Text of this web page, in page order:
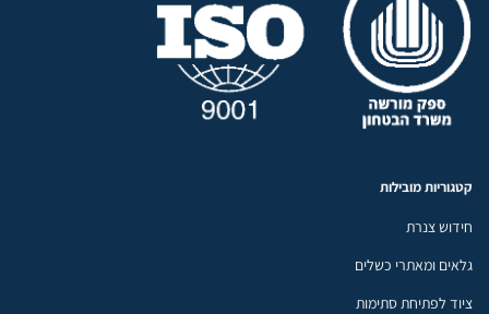
קטגוריות מובילות
חידוש צנרת
גלאים ומאתרי כשלים
ציוד לפתיחת סתימות